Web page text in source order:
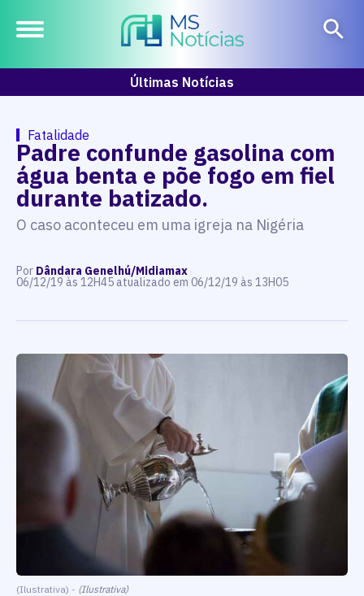
Últimas Notícias
Fatalidade
Padre confunde gasolina com
água benta e põe fogo em fiel
durante batizado.
O caso aconteceu em uma igreja na Nigéria
Por Dândara Genelhú/Midiamax
06/12/19 às 12H45 atualizado em 06/12/19 às 13H05
(Ilustrativa) - (Ilustrativa)